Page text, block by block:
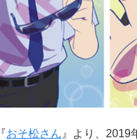
おそ松さん 』より、2019